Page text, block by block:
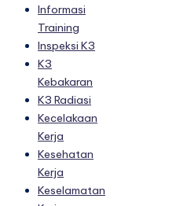
Informasi
Training
Inspeksi K3
K3
Kebakaran
K3 Radiasi
Kecelakaan
Kerja
Kesehatan
Kerja
Keselamatan